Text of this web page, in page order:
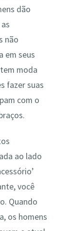
dão
não
em seus
moda
fazer suas
com o
ao lado
você
Quando
os homens